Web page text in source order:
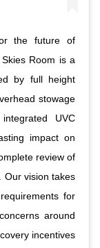
the future of
Room is a
by full height
stowage
UVC
impact on
review of
Our vision takes
for
around
incentives